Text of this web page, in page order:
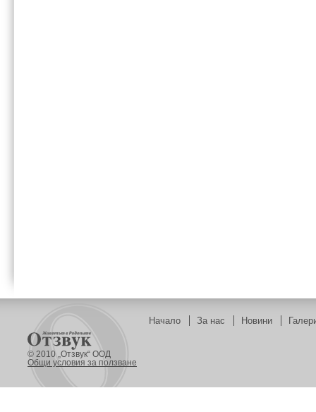
Начало За нас Новини
© 2010 „Отзвук“ ООД
Общи условия за ползване